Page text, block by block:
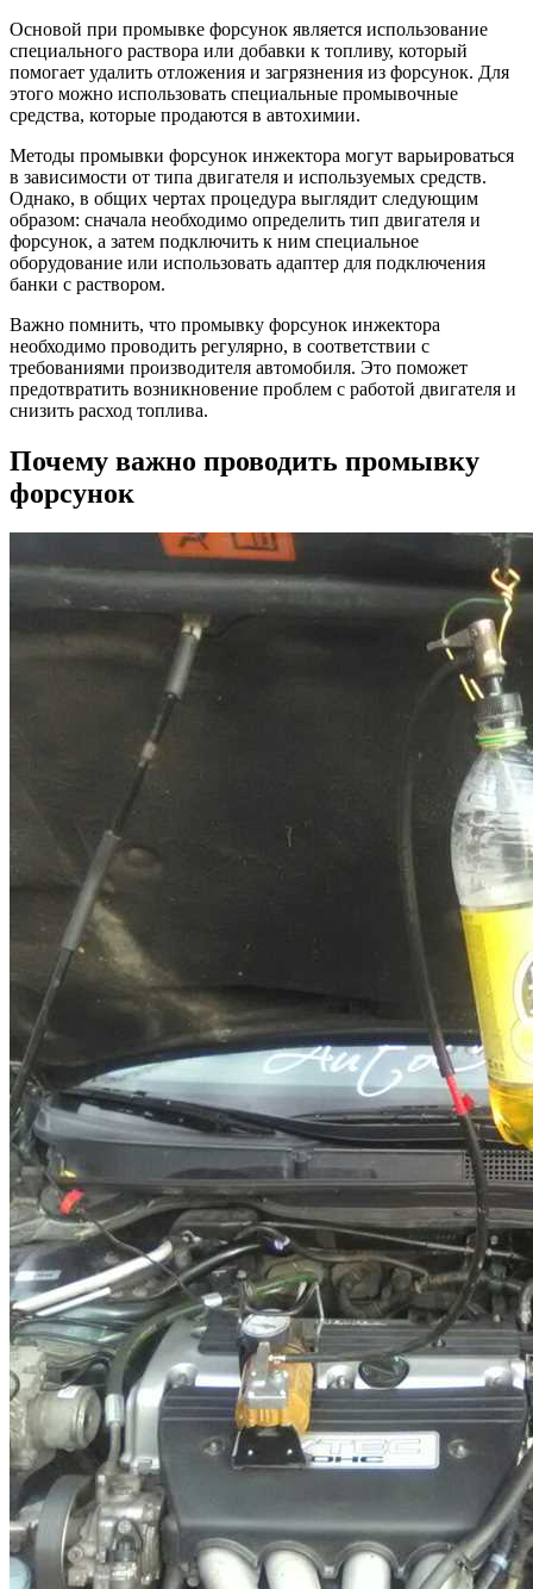
Основой при промывке форсунок является использование
специального раствора или добавки к топливу, который
помогает удалить отложения и загрязнения из форсунок. Для
этого можно использовать специальные промывочные
средства, которые продаются в автохимии.
Методы промывки форсунок инжектора могут варьироваться
в зависимости от типа двигателя и используемых средств.
Однако, в общих чертах процедура выглядит следующим
образом: сначала необходимо определить тип двигателя и
форсунок, а затем подключить к ним специальное
оборудование или использовать адаптер для подключения
банки с раствором.
Важно помнить, что промывку форсунок инжектора
необходимо проводить регулярно, в соответствии с
требованиями производителя автомобиля. Это поможет
предотвратить возникновение проблем с работой двигателя и
снизить расход топлива.
Почему важно проводить промывку
форсунок